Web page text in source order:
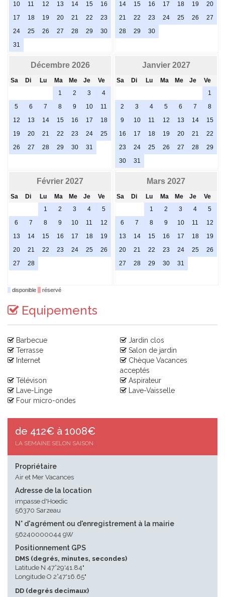
10
11 12 13 14 15
16
17
18 19 20 21 22
23
24
25 26 27 28 29
30
31
14
15 16 17 18 19
20
21
22 23 24 25 26
27
28
29 30
Décembre 2026
Sa Di Lu Ma Me Je
Ve
1
2 3
4
5
6 7 8 9 10
11
12
13 14 15 16 17
18
19
20 21 22 23 24
25
26
27 28 29 30 31
Janvier 2027
Sa Di Lu Ma Me Je
Ve
1
2
3 4 5 6 7
8
9
10 11 12 13 14
15
16
17 18 19 20 21
22
23
24 25 26 27 28
29
30
31
Février 2027
Sa Di Lu Ma Me Je
Ve
1
2 3 4
5
6
7 8 9 10 11
12
13
14 15 16 17 18
19
20
21 22 23 24 25
26
27
28
Mars 2027
Sa Di Lu Ma Me Je
Ve
1
2 3 4
5
6
7 8 9 10 11
12
13
14 15 16 17 18
19
20
21 22 23 24 25
26
27
28 29 30 31
disponible réservé
Equipements
Barbecue
Jardin clos
Terrasse
Salon de jardin
Internet
Chèque Vacances
acceptés
Télévison
Aspirateur
Lave-Linge
Lave-Vaisselle
Four micro-ondes
de 412€ à 1008€
LA SEMAINE SELON SAISON
Propriétaire
Air et Mer Vacances
Adresse de la location
impasse d'Hoedic
56370 Sarzeau
N° d'agrément ou d'enregistrement à la mairie
56240000044 9W
Positionnement GPS
DMS (degrés, minutes, secondes)
Latitude N 47°29'41.84"
Longitude O 2°47'16.65"
DD (degrés decimaux)